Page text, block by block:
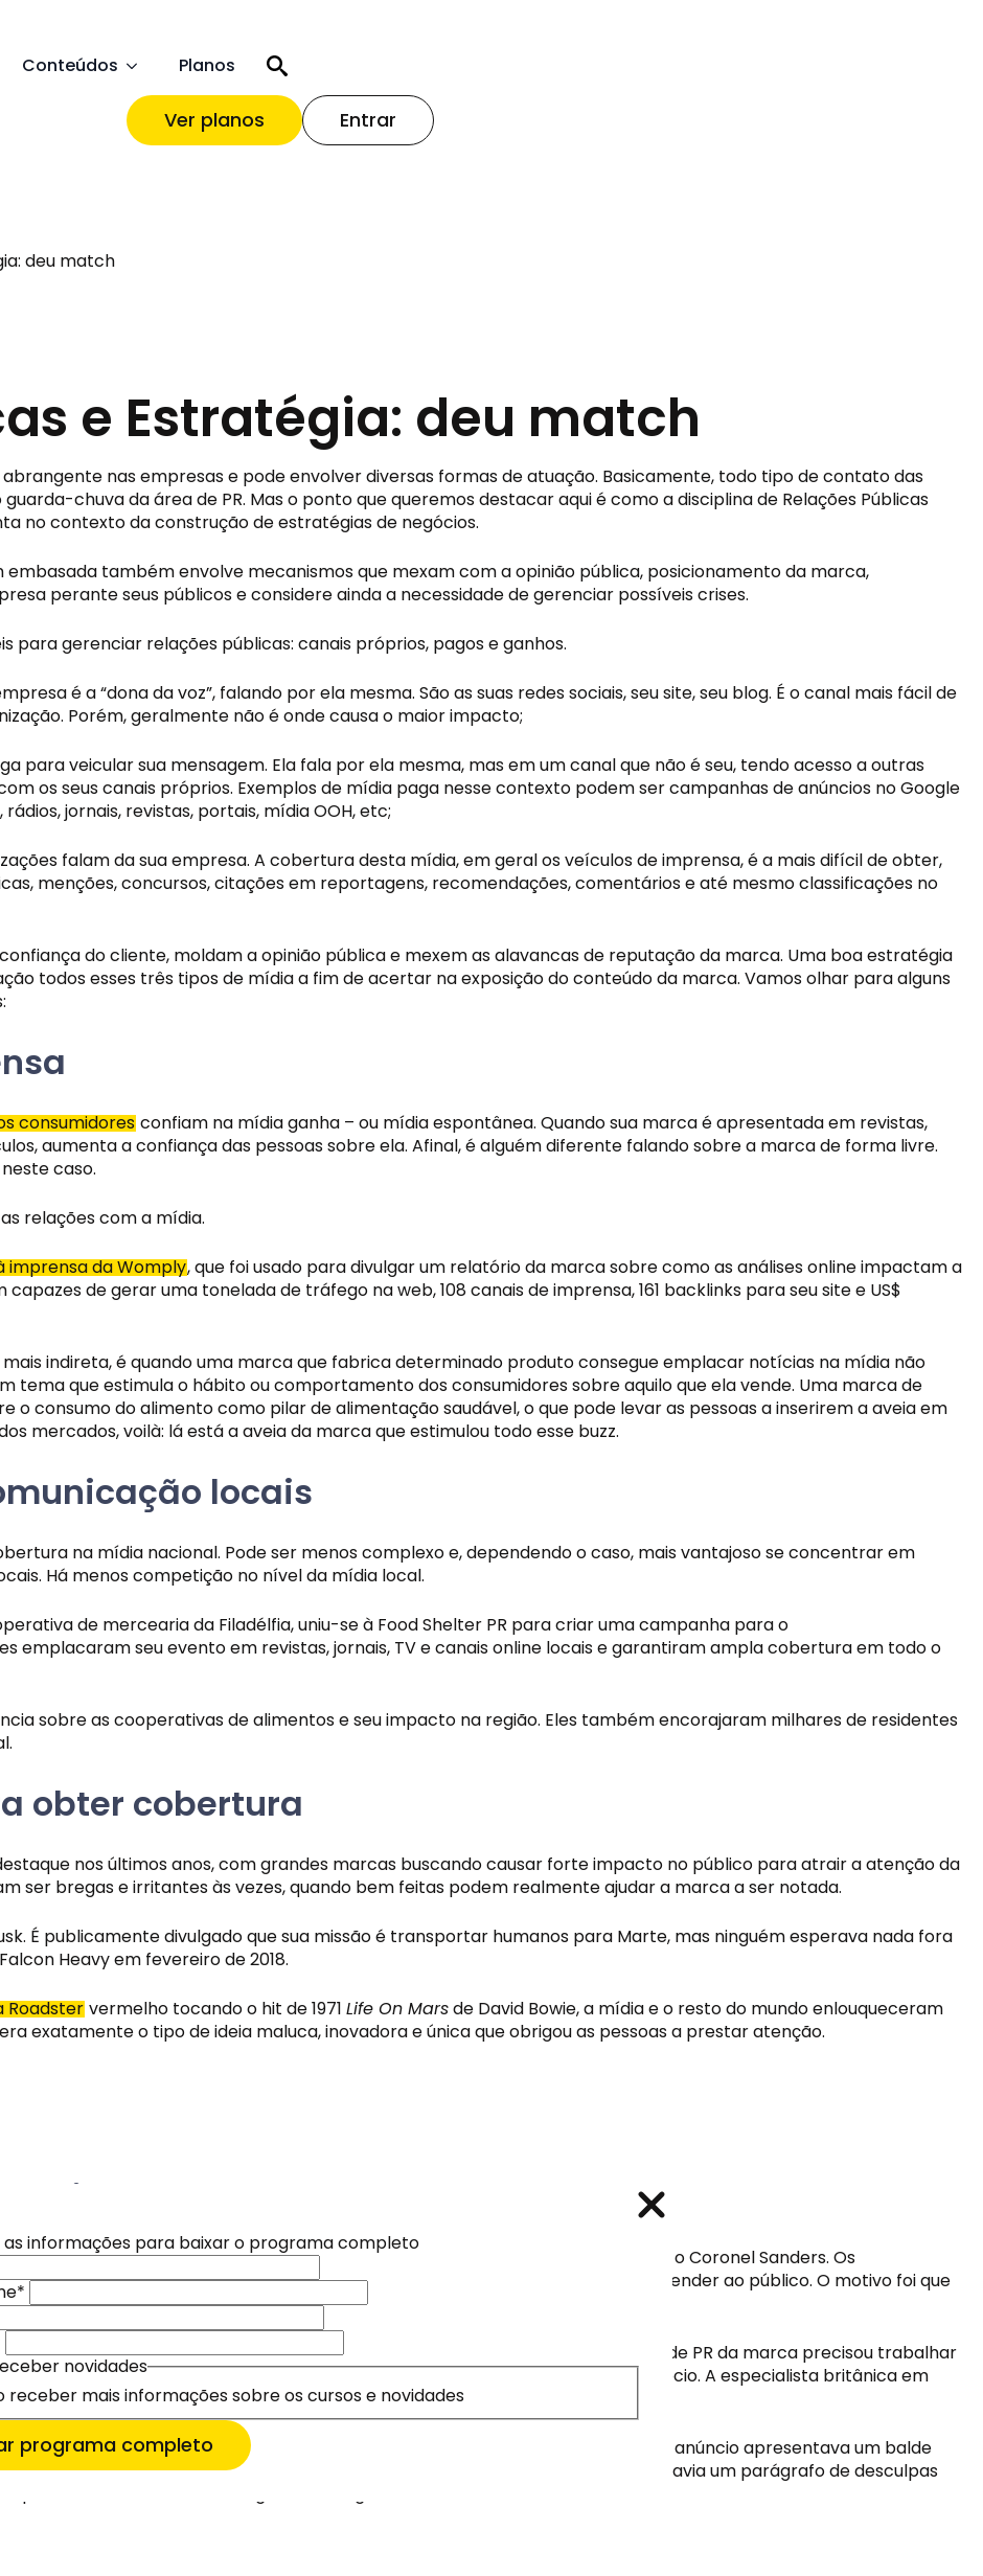
Conteúdos Planos
Ver planos Entrar
deu match
e Estratégia: deu match
abrangente nas empresas e pode envolver diversas formas de atuação. Basicamente, todo tipo de contato das
chuva da área de PR. Mas o ponto que queremos destacar aqui é como a disciplina de Relações Públicas
no contexto da construção de estratégias de negócios.
também envolve mecanismos que mexam com a opinião pública, posicionamento da marca,
perante seus públicos e considere ainda a necessidade de gerenciar possíveis crises.
para gerenciar relações públicas: canais próprios, pagos e ganhos.
é a “dona da voz”, falando por ela mesma. São as suas redes sociais, seu site, seu blog. É o canal mais fácil de
Porém, geralmente não é onde causa o maior impacto;
para veicular sua mensagem. Ela fala por ela mesma, mas em um canal que não é seu, tendo acesso a outras
os seus canais próprios. Exemplos de mídia paga nesse contexto podem ser campanhas de anúncios no Google
jornais, revistas, portais, mídia OOH, etc;
falam da sua empresa. A cobertura desta mídia, em geral os veículos de imprensa, é a mais difícil de obter,
menções, concursos, citações em reportagens, recomendações, comentários e até mesmo classificações no
do cliente, moldam a opinião pública e mexem as alavancas de reputação da marca. Uma boa estratégia
todos esses três tipos de mídia a fim de acertar na exposição do conteúdo da marca. Vamos olhar para alguns
consumidores confiam na mídia ganha – ou mídia espontânea. Quando sua marca é apresentada em revistas,
aumenta a confiança das pessoas sobre ela. Afinal, é alguém diferente falando sobre a marca de forma livre.
caso.
relações com a mídia.
imprensa da Womply, que foi usado para divulgar um relatório da marca sobre como as análises online impactam a
de gerar uma tonelada de tráfego na web, 108 canais de imprensa, 161 backlinks para seu site e US$
indireta, é quando uma marca que fabrica determinado produto consegue emplacar notícias na mídia não
tema que estimula o hábito ou comportamento dos consumidores sobre aquilo que ela vende. Uma marca de
o consumo do alimento como pilar de alimentação saudável, o que pode levar as pessoas a inserirem a aveia em
mercados, voilà: lá está a aveia da marca que estimulou todo esse buzz.
locais
na mídia nacional. Pode ser menos complexo e, dependendo o caso, mais vantajoso se concentrar em
Há menos competição no nível da mídia local.
de mercearia da Filadélfia, uniu-se à Food Shelter PR para criar uma campanha para o
emplacaram seu evento em revistas, jornais, TV e canais online locais e garantiram ampla cobertura em todo o
sobre as cooperativas de alimentos e seu impacto na região. Eles também encorajaram milhares de residentes
obter cobertura
nos últimos anos, com grandes marcas buscando causar forte impacto no público para atrair a atenção da
ser bregas e irritantes às vezes, quando bem feitas podem realmente ajudar a marca a ser notada.
É publicamente divulgado que sua missão é transportar humanos para Marte, mas ninguém esperava nada fora
Heavy em fevereiro de 2018.
Roadster vermelho tocando o hit de 1971 Life On Mars de David Bowie, a mídia e o resto do mundo enlouqueceram
exatamente o tipo de ideia maluca, inovadora e única que obrigou as pessoas a prestar atenção.
imagem
Inglaterra em fevereiro de 2018, com a KFC – aquela do frango frito, cujo dono é o Coronel Sanders. Os
ficaram sem frango e precisaram fechar as portas, pois não conseguiam atender ao público. O motivo foi que
fazer as entregas, enfrentou problemas em suas operações.
– alguns até chamaram a polícia. Crise na certa. Nessa hora, a equipe de PR da marca precisou trabalhar
em torno da marca – e, mais do que isso, trouxe prejuízos reais para o negócio. A especialista britânica em
artigo no Medium analisando o gerenciamento de crise após o episódio.
de página inteira nos principais jornais do país, apenas um dia depois do fato. O anúncio apresentava um balde
misturadas, soletrando FCK. Um jogo inteligente de letras. Abaixo da imagem havia um parágrafo de desculpas
Um restaurante de frango sem frango. Não é o ideal”.
novidades
receber mais informações sobre os cursos e novidades
mais informações
na nossa newsletter e receba novidades, conteúdos exclusivos e ofertas
no seu e-mail. Não perca nada!
me inscrever
na nossa newsletter e receba novidades, conteúdos exclusivos e ofertas
no seu e-mail. Não perca nada!
me inscrever
as informações para baixar o programa completo
*
novidades
receber mais informações sobre os cursos e novidades
programa completo